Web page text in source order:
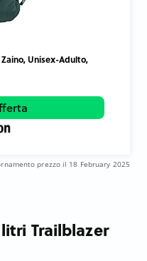
Zaino, Unisex-Adulto,
prezzo il 18 February 2025
Trailblazer